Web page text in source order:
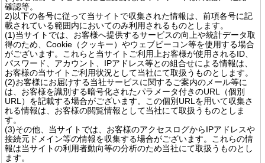
確認等。
2)以下の各号に従って当サイトで収集された情報は、前項各号に記
載されている範囲内においてのみ利用されるものとします。
(1)当サイトでは、お客様へ提供するサービスの向上や統計データ取
得のため、Cookie（クッキー）やウェブビーコン等を使用する場合
がございます。これらと当サイトご利用上お客様が使用されるID、
パスワード、アカウント、IPアドレス等との組合せによる情報は、
お客様の当サイトご利用状況として当社にて取扱うものとします。
(2)お客様にお届けする当社サービスに関するご案内のメール等に
は、お客様を識別する暗号化されたパラメータ付きのURL（個別
URL）を記載する場合がございます。この個別URLを用いて収集さ
れる情報は、お客様の閲覧情報として当社にて取扱うものとしま
す。
(3)その他、当サイトでは、お客様のアクセスログからIPアドレスや
接続元ドメイン等の情報を収集する場合がございます。これらの情
報は当サイトの利用者動向等の分析のため当社にて取扱うものとし
ます。